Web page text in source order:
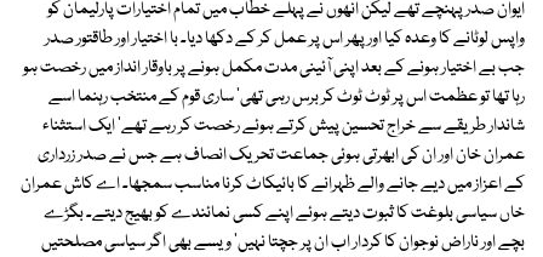
ایوان صدر پہنچے تھے لیکن انھوں نے پہلے خطاب میں تمام اختیارات پارلیمان کو
واپس لوٹانے کا وعدہ کیا اور پھر اس پر عمل کر کے دکھا دیا۔ با اختیار اور طاقتور صدر
جب بے اختیار ہونے کے بعد اپنی آئینی مدت مکمل ہونے پر باوقار انداز میں رخصت ہو
رہا تھا تو عظمت اس پر ٹوٹ ٹوٹ کر برس رہی تھی' ساری قوم کے منتخب رہنما اسے
شاندار طریقے سے خراج تحسین پیش کرتے ہوئے رخصت کر رہے تھے' ایک استثناء
عمران خان اور ان کی ابھرتی ہوئی جماعت تحریک انصاف ہے جس نے صدر زرداری
کے اعزاز میں دیے جانے والے ظہرانے کا بائیکاٹ کرنا مناسب سمجھا۔ اے کاش عمران
خاں سیاسی بلوغت کا ثبوت دیتے ہوئے اپنے کسی نمائندے کو بھیج دیتے۔ بگڑے
بچے اور ناراض نوجوان کا کردار اب ان پر جچتا نہیں' ویسے بھی اگر سیاسی مصلحتیں